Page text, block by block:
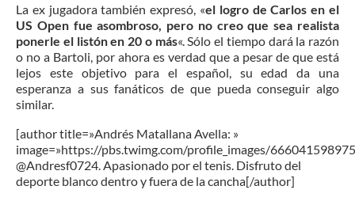
La ex jugadora también expresó, «el logro de Carlos en el
US Open fue asombroso, pero no creo que sea realista
ponerle el listón en 20 o más«. Sólo el tiempo dará la razón
o no a Bartoli, por ahora es verdad que a pesar de que está
lejos este objetivo para el español, su edad da una
esperanza a sus fanáticos de que pueda conseguir algo
similar.
[author title=»Andrés Matallana Avella: »
image=»https://pbs.twimg.com/profile_images/
@Andresf0724. Apasionado por el tenis. Disfruto del
deporte blanco dentro y fuera de la cancha[/author]